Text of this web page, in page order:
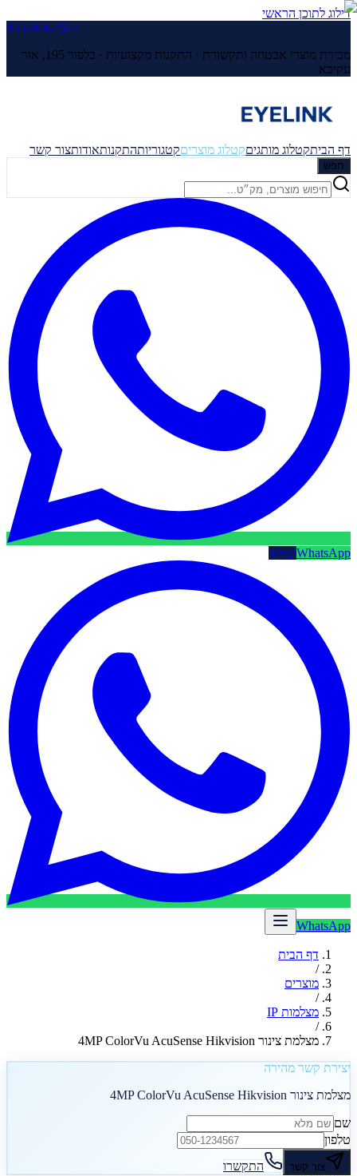
דילוג לתוכן הראשי
055-264-2642
מכירת מוצרי אבטחה ותקשורת · התקנות מקצועיות ·
בלפור 195, אור
עקיבא
דף הביתקטלוג מותגיםקטלוג מוצריםקטגוריותהתקנותאודותצור קשר
חפש
WhatsAppקטלוג
WhatsApp
דף הבית
/
מוצרים
/
מצלמות IP
/
מצלמת צינור 4MP ColorVu AcuSense Hikvision
יצירת קשר מהירה
מצלמת צינור 4MP ColorVu AcuSense Hikvision
שם
טלפון
צור קשר
התקשרו